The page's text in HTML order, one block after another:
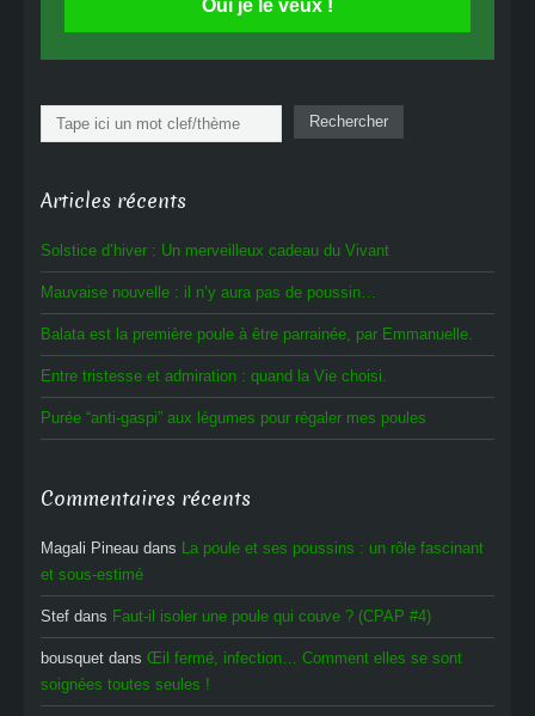
Oui je le veux !
Rechercher Rechercher
Articles récents
Solstice d’hiver : Un merveilleux cadeau du Vivant
Mauvaise nouvelle : il n’y aura pas de poussin…
Balata est la première poule à être parrainée, par Emmanuelle.
Entre tristesse et admiration : quand la Vie choisi.
Purée “anti-gaspi” aux légumes pour régaler mes poules
Commentaires récents
Magali Pineau dans La poule et ses poussins : un rôle fascinant
et sous-estimé
Stef dans Faut-il isoler une poule qui couve ? (CPAP #4)
bousquet dans Œil fermé, infection… Comment elles se sont
soignées toutes seules !